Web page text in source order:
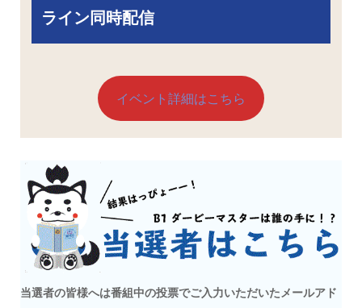
ライン同時配信
イベント詳細はこちら
当選者の皆様へは番組中の投票でご入力いただいたメールアド